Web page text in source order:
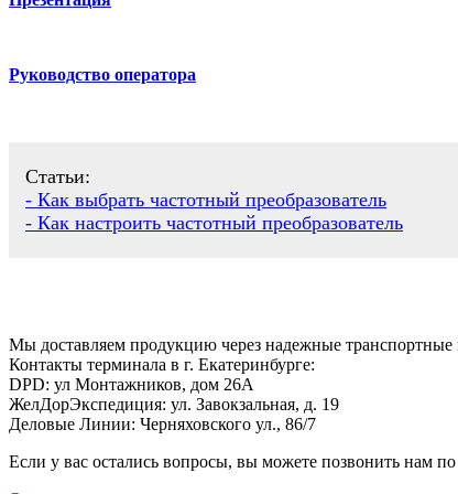
Руководство оператора
Статьи:
- Как выбрать частотный преобразователь
- Как настроить частотный преобразователь
Мы доставляем продукцию через надежные транспортные
Контакты терминала в г. Екатеринбурге:
DPD: ул Монтажников, дом 26А
ЖелДорЭкспедиция: ул. Завокзальная, д. 19
Деловые Линии: Черняховского ул., 86/7
Если у вас остались вопросы, вы можете позвонить нам